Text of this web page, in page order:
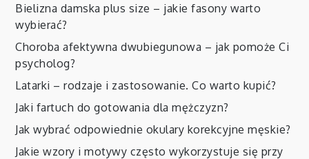
Bielizna damska plus size – jakie fasony warto
wybierać?
Choroba afektywna dwubiegunowa – jak pomoże Ci
psycholog?
Latarki – rodzaje i zastosowanie. Co warto kupić?
Jaki fartuch do gotowania dla mężczyzn?
Jak wybrać odpowiednie okulary korekcyjne męskie?
Jakie wzory i motywy często wykorzystuje się przy